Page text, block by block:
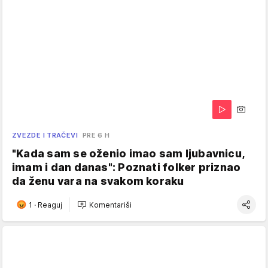
ZVEZDE I TRAČEVI PRE 6 H
"Kada sam se oženio imao sam ljubavnicu,
imam i dan danas": Poznati folker priznao
da ženu vara na svakom koraku
1 · Reaguj Komentariši